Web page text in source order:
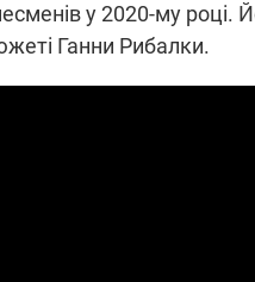
у 2020-му році.
Ганни Рибалки.
після
Нова підозра
директора